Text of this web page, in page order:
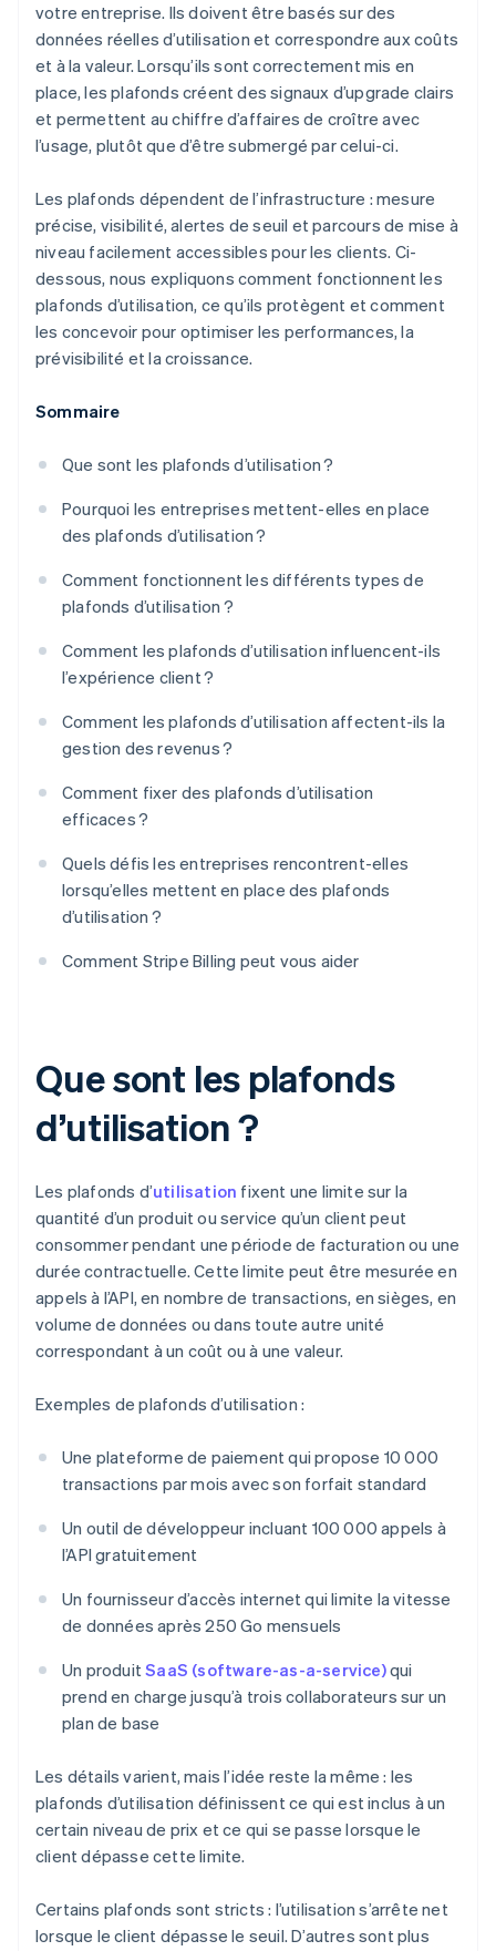
votre entreprise. Ils doivent être basés sur des
données réelles d’utilisation et correspondre aux coûts
et à la valeur. Lorsqu’ils sont correctement mis en
place, les plafonds créent des signaux d’upgrade clairs
et permettent au chiffre d’affaires de croître avec
l’usage, plutôt que d’être submergé par celui-ci.
Les plafonds dépendent de l’infrastructure : mesure
précise, visibilité, alertes de seuil et parcours de mise à
niveau facilement accessibles pour les clients. Ci-
dessous, nous expliquons comment fonctionnent les
plafonds d’utilisation, ce qu’ils protègent et comment
les concevoir pour optimiser les performances, la
prévisibilité et la croissance.
Sommaire
Que sont les plafonds d’utilisation ?
Pourquoi les entreprises mettent-elles en place
des plafonds d’utilisation ?
Comment fonctionnent les différents types de
plafonds d’utilisation ?
Comment les plafonds d’utilisation influencent-ils
l’expérience client ?
Comment les plafonds d’utilisation affectent-ils la
gestion des revenus ?
Comment fixer des plafonds d’utilisation
efficaces ?
Quels défis les entreprises rencontrent-elles
lorsqu’elles mettent en place des plafonds
d’utilisation ?
Comment Stripe Billing peut vous aider
Que sont les plafonds
d’utilisation ?
Les plafonds d’utilisation fixent une limite sur la
quantité d’un produit ou service qu’un client peut
consommer pendant une période de facturation ou une
durée contractuelle. Cette limite peut être mesurée en
appels à l’API, en nombre de transactions, en sièges, en
volume de données ou dans toute autre unité
correspondant à un coût ou à une valeur.
Exemples de plafonds d’utilisation :
Une plateforme de paiement qui propose 10 000
transactions par mois avec son forfait standard
Un outil de développeur incluant 100 000 appels à
l’API gratuitement
Un fournisseur d’accès internet qui limite la vitesse
de données après 250 Go mensuels
Un produitSaaS (software-as-a-service)qui
prend en charge jusqu’à trois collaborateurs sur un
plan de base
Les détails varient, mais l’idée reste la même : les
plafonds d’utilisation définissent ce qui est inclus à un
certain niveau de prix et ce qui se passe lorsque le
client dépasse cette limite.
Certains plafonds sont stricts : l’utilisation s’arrête net
lorsque le client dépasse le seuil. D’autres sont plus